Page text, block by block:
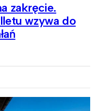
zakręcie.
wzywa do